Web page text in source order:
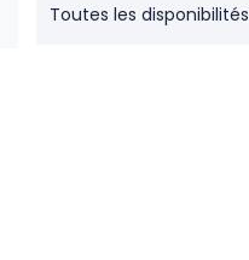
Toutes les disponibilités